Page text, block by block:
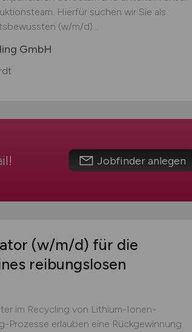
Hierfür suchen wir Sie als
(w/m/d)...
GmbH
! Jobfinder anlegen
(w/m/d) für die
reibungslosen
im Recycling von Lithium-Ionen-
Prozesse erlauben eine Rückgewinnung